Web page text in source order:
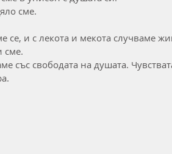
сме.
се, и с лекота и мекота случваме
сме.
със свободата на душата.